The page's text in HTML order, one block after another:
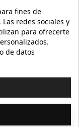

fines de
redes sociales y
para ofrecerte
de datos